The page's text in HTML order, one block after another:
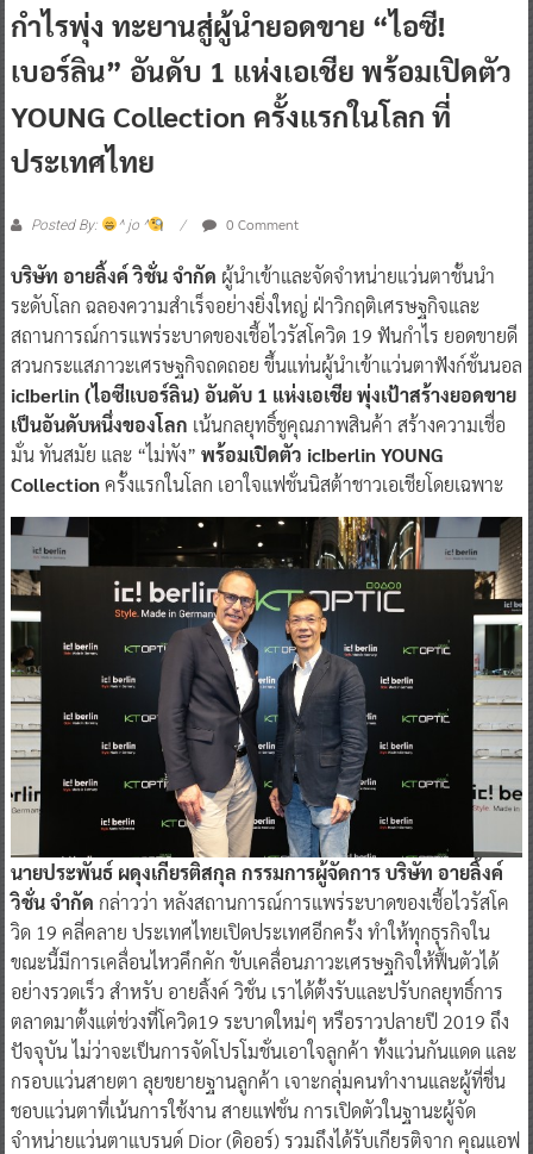
กำไรพุ่ง ทะยานสู่ผู้นำยอดขาย “ไอซี!
เบอร์ลิน” อันดับ 1 แห่งเอเชีย พร้อมเปิดตัว
YOUNG Collection ครั้งแรกในโลก ที่
ประเทศไทย
Posted By: ^ jo ^ 0 Comment
บริษัท อายลิ้งค์ วิชั่น จำกัด ผู้นำเข้าและจัดจำหน่ายแว่นตาชั้นนำ
ระดับโลก ฉลองความสำเร็จอย่างยิ่งใหญ่ ฝ่าวิกฤติเศรษฐกิจและ
สถานการณ์การแพร่ระบาดของเชื้อไวรัสโควิด 19 ฟันกำไร ยอดขายดี
สวนกระแสภาวะเศรษฐกิจถดถอย ขึ้นแท่นผู้นำเข้าแว่นตาฟังก์ชั่นนอล
ic!berlin (ไอซี!เบอร์ลิน) อันดับ 1 แห่งเอเชีย พุ่งเป้าสร้างยอดขาย
เป็นอันดับหนึ่งของโลก เน้นกลยุทธิ์ชูคุณภาพสินค้า สร้างความเชื่อ
มั่น ทันสมัย และ “ไม่พัง” พร้อมเปิดตัว ic!berlin YOUNG
Collectionครั้งแรกในโลก เอาใจแฟชั่นนิสต้าชาวเอเชียโดยเฉพาะ
นายประพันธ์ ผดุงเกียรติสกุล กรรมการผู้จัดการ บริษัท อายลิ้งค์
วิชั่น จำกัด กล่าวว่า หลังสถานการณ์การแพร่ระบาดของเชื้อไวรัสโค
วิด 19 คลี่คลาย ประเทศไทยเปิดประเทศอีกครั้ง ทำให้ทุกธุรกิจใน
ขณะนี้มีการเคลื่อนไหวคึกคัก ขับเคลื่อนภาวะเศรษฐกิจให้ฟื้นตัวได้
อย่างรวดเร็ว สำหรับ อายลิ้งค์ วิชั่น เราได้ตั้งรับและปรับกลยุทธิ์การ
ตลาดมาตั้งแต่ช่วงที่โควิด19 ระบาดใหม่ๆ หรือราวปลายปี 2019 ถึง
ปัจจุบัน ไม่ว่าจะเป็นการจัดโปรโมชั่นเอาใจลูกค้า ทั้งแว่นกันแดด และ
กรอบแว่นสายตา ลุยขยายฐานลูกค้า เจาะกลุ่มคนทำงานและผู้ที่ชื่น
ชอบแว่นตาที่เน้นการใช้งาน สายแฟชั่น การเปิดตัวในฐานะผู้จัด
จำหน่ายแว่นตาแบรนด์ Dior (ดิออร์) รวมถึงได้รับเกียรติจาก คุณแอฟ